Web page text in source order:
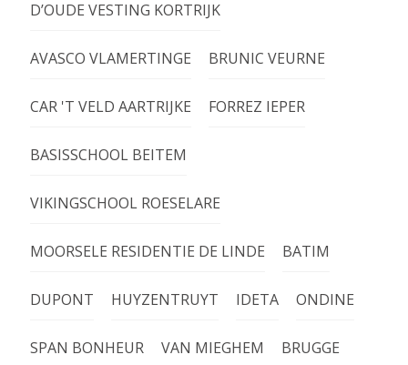
D’OUDE VESTING KORTRIJK
AVASCO VLAMERTINGE BRUNIC VEURNE
CAR 'T VELD AARTRIJKE FORREZ IEPER
BASISSCHOOL BEITEM
VIKINGSCHOOL ROESELARE
MOORSELE RESIDENTIE DE LINDE BATIM
DUPONT HUYZENTRUYT IDETA ONDINE
SPAN BONHEUR VAN MIEGHEM BRUGGE